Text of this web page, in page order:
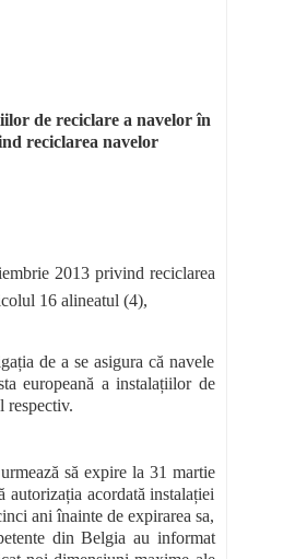
de reciclare a navelor în
reciclarea navelor
2013 privind reciclarea
16 alineatul (4),
de a se asigura că navele
europeană a instalațiilor de
respectiv.
să expire la 31 martie
acordată instalației
ani înainte de expirarea sa,
din Belgia au informat